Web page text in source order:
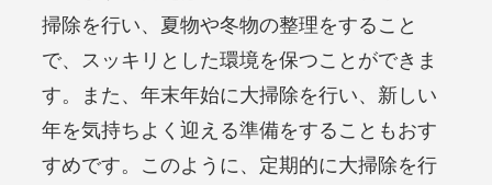
掃除を行い、夏物や冬物の整理をすること
で、スッキリとした環境を保つことができま
す。また、年末年始に大掃除を行い、新しい
年を気持ちよく迎える準備をすることもおす
すめです。このように、定期的に大掃除を行